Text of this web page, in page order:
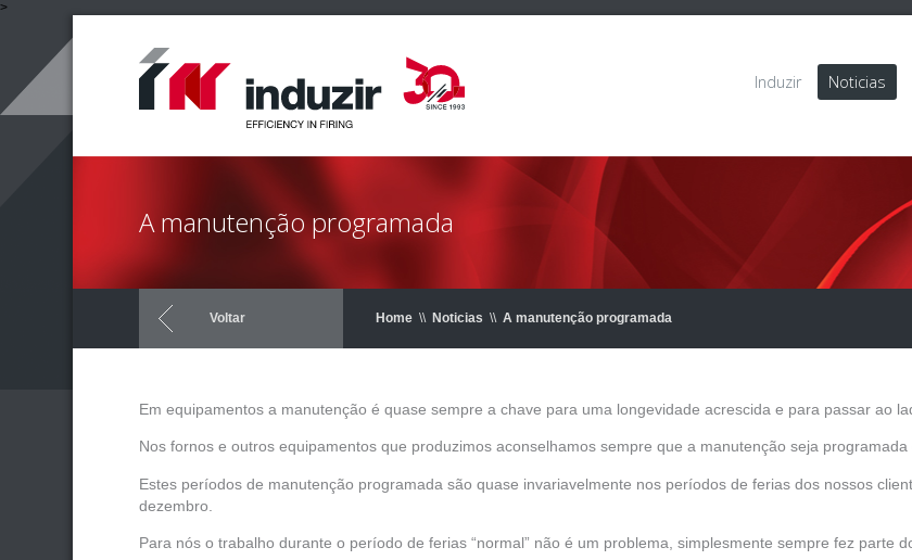
>
Induzir Noticias
A manutenção programada
Voltar Home \\ Noticias \\ A manutenção programada
Em equipamentos a manutenção é quase sempre a chave para uma longevidade acrescida e para passar ao
Nos fornos e outros equipamentos que produzimos aconselhamos sempre que a manutenção seja
Estes períodos de manutenção programada são quase invariavelmente nos períodos de ferias dos nossos
dezembro.
Para nós o trabalho durante o período de ferias “normal” não é um problema, simplesmente sempre fez parte